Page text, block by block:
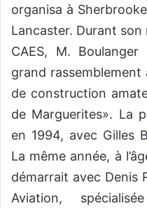
organisa à
Lancaster. Durant
CAES, M.
grand rassemblement
de construction
de Marguerites». La
en 1994, avec Gilles
La même année, à
démarrait avec Denis
Aviation,